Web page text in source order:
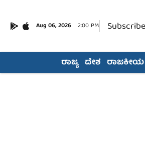
Aug 06, 2026 2:00 PM Subscribe
ರಾಜ್ಯ ದೇಶ ರಾಜಕೀಯ